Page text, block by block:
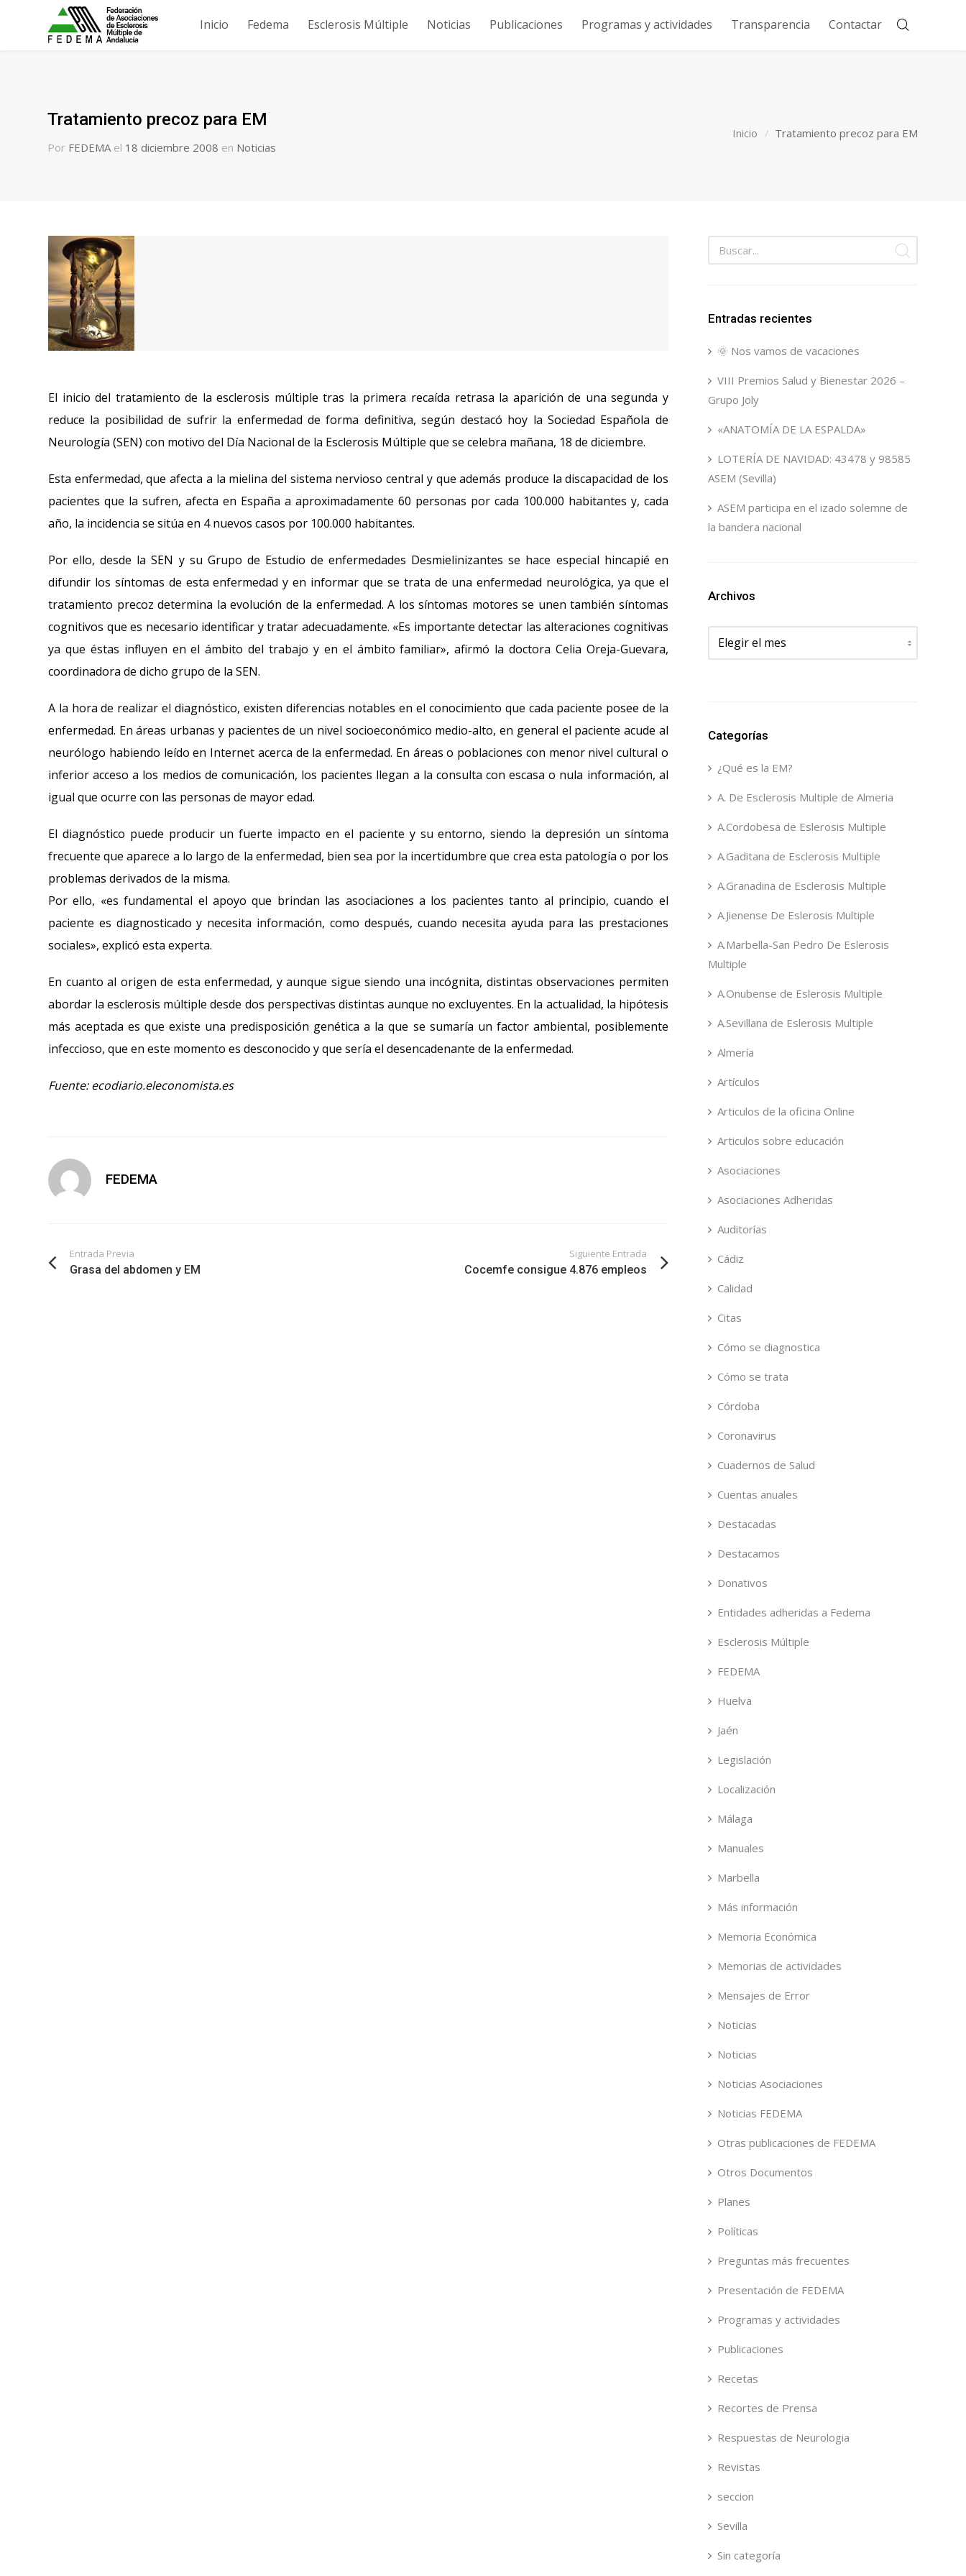
Inicio Fedema Esclerosis Múltiple Noticias Publicaciones Programas y actividades Transparencia Contactar
Tratamiento precoz para EM
Por FEDEMA el 18 diciembre 2008 en Noticias
Inicio Tratamiento precoz para EM
El inicio del tratamiento de la esclerosis múltiple tras la primera recaída retrasa la aparición de una segunda y
reduce la posibilidad de sufrir la enfermedad de forma definitiva, según destacó hoy la Sociedad Española de
Neurología (SEN) con motivo del Día Nacional de la Esclerosis Múltiple que se celebra mañana, 18 de diciembre.
Esta enfermedad, que afecta a la mielina del sistema nervioso central y que además produce la discapacidad de los
pacientes que la sufren, afecta en España a aproximadamente 60 personas por cada 100.000 habitantes y, cada
año, la incidencia se sitúa en 4 nuevos casos por 100.000 habitantes.
Por ello, desde la SEN y su Grupo de Estudio de enfermedades Desmielinizantes se hace especial hincapié en
difundir los síntomas de esta enfermedad y en informar que se trata de una enfermedad neurológica, ya que el
tratamiento precoz determina la evolución de la enfermedad. A los síntomas motores se unen también síntomas
cognitivos que es necesario identificar y tratar adecuadamente. «Es importante detectar las alteraciones cognitivas
ya que éstas influyen en el ámbito del trabajo y en el ámbito familiar», afirmó la doctora Celia Oreja-Guevara,
coordinadora de dicho grupo de la SEN.
A la hora de realizar el diagnóstico, existen diferencias notables en el conocimiento que cada paciente posee de la
enfermedad. En áreas urbanas y pacientes de un nivel socioeconómico medio-alto, en general el paciente acude al
neurólogo habiendo leído en Internet acerca de la enfermedad. En áreas o poblaciones con menor nivel cultural o
inferior acceso a los medios de comunicación, los pacientes llegan a la consulta con escasa o nula información, al
igual que ocurre con las personas de mayor edad.
El diagnóstico puede producir un fuerte impacto en el paciente y su entorno, siendo la depresión un síntoma
frecuente que aparece a lo largo de la enfermedad, bien sea por la incertidumbre que crea esta patología o por los
problemas derivados de la misma.
Por ello, «es fundamental el apoyo que brindan las asociaciones a los pacientes tanto al principio, cuando el
paciente es diagnosticado y necesita información, como después, cuando necesita ayuda para las prestaciones
sociales», explicó esta experta.
En cuanto al origen de esta enfermedad, y aunque sigue siendo una incógnita, distintas observaciones permiten
abordar la esclerosis múltiple desde dos perspectivas distintas aunque no excluyentes. En la actualidad, la hipótesis
más aceptada es que existe una predisposición genética a la que se sumaría un factor ambiental, posiblemente
infeccioso, que en este momento es desconocido y que sería el desencadenante de la enfermedad.
Fuente: ecodiario.eleconomista.es
FEDEMA
Entrada Previa
Grasa del abdomen y EM
Siguiente Entrada
Cocemfe consigue 4.876 empleos
Entradas recientes
🌞 Nos vamos de vacaciones
VIII Premios Salud y Bienestar 2026 –
Grupo Joly
«ANATOMÍA DE LA ESPALDA»
LOTERÍA DE NAVIDAD: 43478 y 98585
ASEM (Sevilla)
ASEM participa en el izado solemne de
la bandera nacional
Archivos
Archivos
Categorías
¿Qué es la EM?
A. De Esclerosis Multiple de Almeria
A.Cordobesa de Eslerosis Multiple
A.Gaditana de Esclerosis Multiple
A.Granadina de Esclerosis Multiple
A.Jienense De Eslerosis Multiple
A.Marbella-San Pedro De Eslerosis
Multiple
A.Onubense de Eslerosis Multiple
A.Sevillana de Eslerosis Multiple
Almería
Artículos
Articulos de la oficina Online
Articulos sobre educación
Asociaciones
Asociaciones Adheridas
Auditorías
Cádiz
Calidad
Citas
Cómo se diagnostica
Cómo se trata
Córdoba
Coronavirus
Cuadernos de Salud
Cuentas anuales
Destacadas
Destacamos
Donativos
Entidades adheridas a Fedema
Esclerosis Múltiple
FEDEMA
Huelva
Jaén
Legislación
Localización
Málaga
Manuales
Marbella
Más información
Memoria Económica
Memorias de actividades
Mensajes de Error
Noticias
Noticias
Noticias Asociaciones
Noticias FEDEMA
Otras publicaciones de FEDEMA
Otros Documentos
Planes
Políticas
Preguntas más frecuentes
Presentación de FEDEMA
Programas y actividades
Publicaciones
Recetas
Recortes de Prensa
Respuestas de Neurologia
Revistas
seccion
Sevilla
Sin categoría